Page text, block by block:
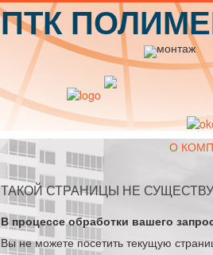
ПТК
О
ТАКОЙ СТРАНИЦЫ НЕ
В процессе обработки вашего
Вы не можете посетить текущую